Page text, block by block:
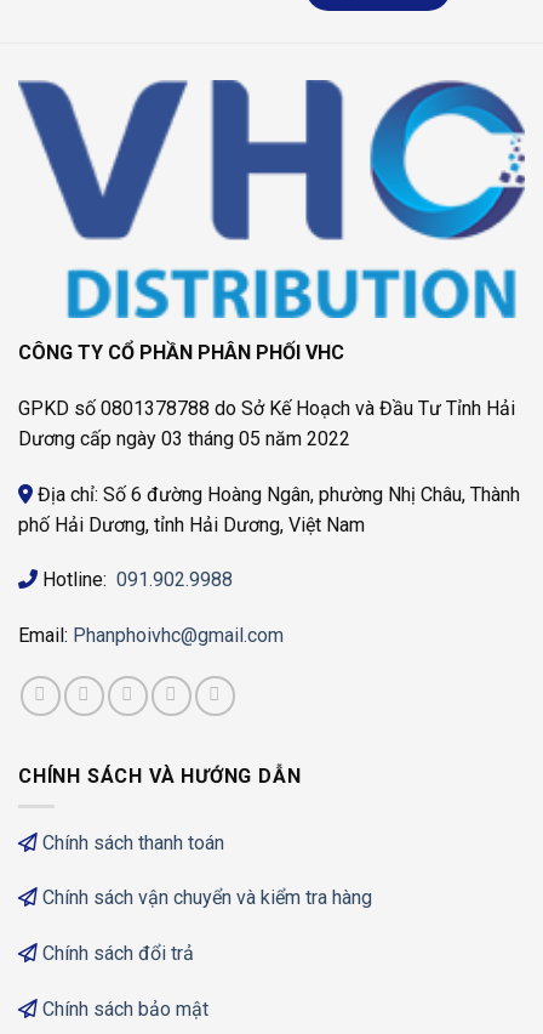
CÔNG TY CỔ PHẦN PHÂN PHỐI VHC
GPKD số 0801378788 do Sở Kế Hoạch và Đầu Tư Tỉnh Hải
Dương cấp ngày 03 tháng 05 năm 2022
Địa chỉ: Số 6 đường Hoàng Ngân, phường Nhị Châu, Thành
phố Hải Dương, tỉnh Hải Dương, Việt Nam
Hotline: 091.902.9988
Email: Phanphoivhc@gmail.com
CHÍNH SÁCH VÀ HƯỚNG DẪN
Chính sách thanh toán
Chính sách vận chuyển và kiểm tra hàng
Chính sách đổi trả
Chính sách bảo mật